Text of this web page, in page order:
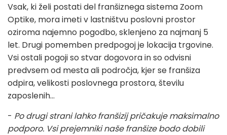
Vsak, ki želi postati del franšiznega sistema Zoom
Optike, mora imeti v lastništvu poslovni prostor
oziroma najemno pogodbo, sklenjeno za najmanj 5
let. Drugi pomemben predpogoj je lokacija trgovine.
Vsi ostali pogoji so stvar dogovora in so odvisni
predvsem od mesta ali področja, kjer se franšiza
odpira, velikosti poslovnega prostora, številu
zaposlenih…
- Po drugi strani lahko franšizij pričakuje maksimalno
podporo. Vsi prejemniki naše franšize bodo dobili